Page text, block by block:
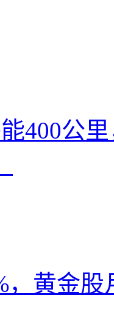
400公
，黄金